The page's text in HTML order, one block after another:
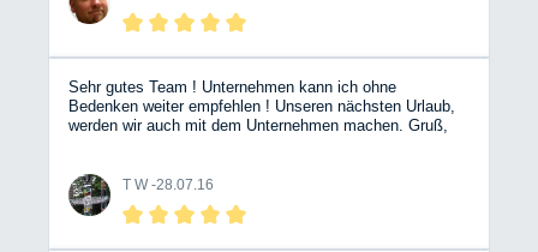
fackeln und buchen..
Sehr gutes Team ! Unternehmen kann ich ohne
Bedenken weiter empfehlen ! Unseren nächsten Urlaub,
werden wir auch mit dem Unternehmen machen. Gruß,
T W -28.07.16